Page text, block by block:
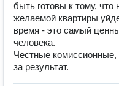
быть готовы к тому, что
желаемой квартиры
время - это самый
человека.
Честные
за результат.